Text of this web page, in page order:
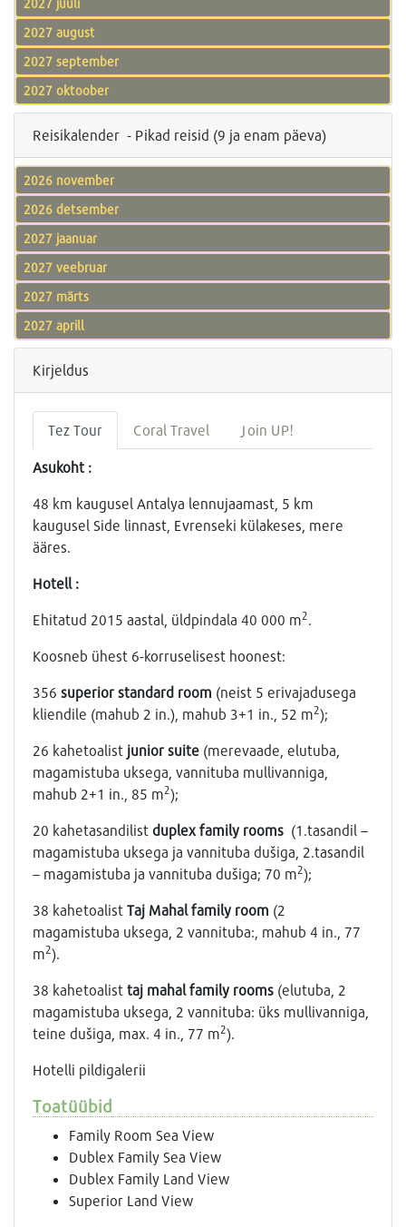
2027 juuli
2027 august
2027 september
2027 oktoober
Reisikalender - Pikad reisid (9 ja enam päeva)
2026 november
2026 detsember
2027 jaanuar
2027 veebruar
2027 märts
2027 aprill
Kirjeldus
Tez Tour Coral Travel Join UP!
Asukoht :
48 km kaugusel Antalya lennujaamast, 5 km
kaugusel Side linnast, Evrenseki külakeses, mere
ääres.
Hotell :
Ehitatud 2015 aastal, üldpindala 40 000 m2.
Koosneb ühest 6-korruselisest hoonest:
356 superior standard room (neist 5 erivajadusega
kliendile (mahub 2 in.), mahub 3+1 in., 52 m2);
26 kahetoalist junior suite (merevaade, elutuba,
magamistuba uksega, vannituba mullivanniga,
mahub 2+1 in., 85 m2);
20 kahetasandilist duplex family rooms (1.tasandil –
magamistuba uksega ja vannituba dušiga, 2.tasandil
– magamistuba ja vannituba dušiga; 70 m2);
38 kahetoalist Taj Mahal family room (2
magamistuba uksega, 2 vannituba:, mahub 4 in., 77
m2).
38 kahetoalist taj mahal family rooms (elutuba, 2
magamistuba uksega, 2 vannituba: üks mullivanniga,
teine dušiga, max. 4 in., 77 m2).
Hotelli pildigalerii
Toatüübid
Family Room Sea View
Dublex Family Sea View
Dublex Family Land View
Superior Land View